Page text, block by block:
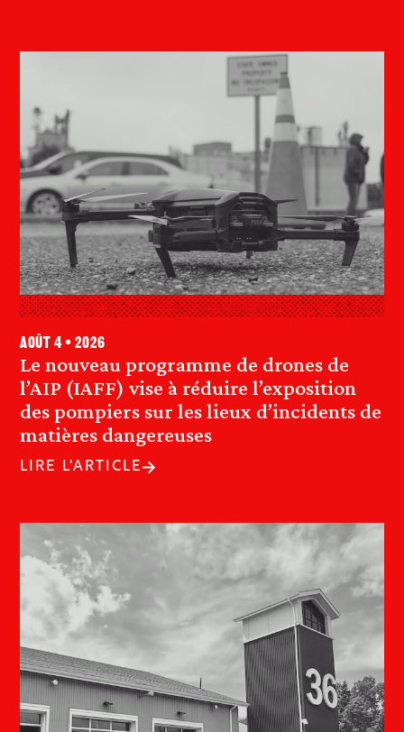
Le nouveau programme de drones de
l’AIP (IAFF) vise à réduire l’exposition
des pompiers sur les lieux d’incidents de
matières dangereuses
août 4 • 2026
LIRE L'ARTICLE